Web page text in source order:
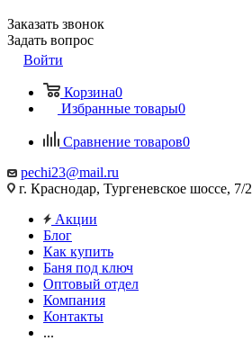
Заказать звонок
Задать вопрос
Войти
Корзина0
Избранные товары0
Сравнение товаров0
pechi23@mail.ru
г. Краснодар, Тургеневское шоссе, 7/2
Акции
Блог
Как купить
Баня под ключ
Оптовый отдел
Компания
Контакты
...